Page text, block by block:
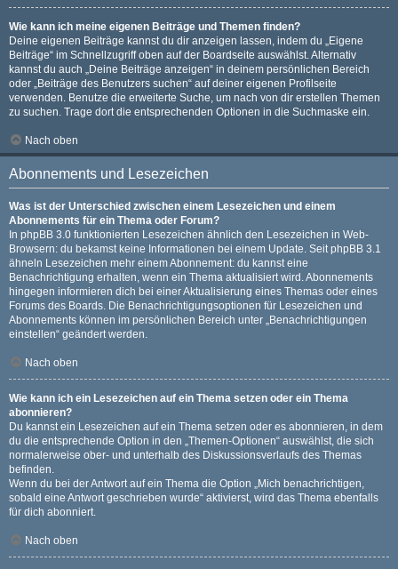
Wie kann ich meine eigenen Beiträge und Themen finden?
Deine eigenen Beiträge kannst du dir anzeigen lassen, indem du „Eigene
Beiträge“ im Schnellzugriff oben auf der Boardseite auswählst. Alternativ
kannst du auch „Deine Beiträge anzeigen“ in deinem persönlichen Bereich
oder „Beiträge des Benutzers suchen“ auf deiner eigenen Profilseite
verwenden. Benutze die erweiterte Suche, um nach von dir erstellen Themen
zu suchen. Trage dort die entsprechenden Optionen in die Suchmaske ein.
Nach oben
Abonnements und Lesezeichen
Was ist der Unterschied zwischen einem Lesezeichen und einem
Abonnements für ein Thema oder Forum?
In phpBB 3.0 funktionierten Lesezeichen ähnlich den Lesezeichen in Web-
Browsern: du bekamst keine Informationen bei einem Update. Seit phpBB 3.1
ähneln Lesezeichen mehr einem Abonnement: du kannst eine
Benachrichtigung erhalten, wenn ein Thema aktualisiert wird. Abonnements
hingegen informieren dich bei einer Aktualisierung eines Themas oder eines
Forums des Boards. Die Benachrichtigungsoptionen für Lesezeichen und
Abonnements können im persönlichen Bereich unter „Benachrichtigungen
einstellen“ geändert werden.
Nach oben
Wie kann ich ein Lesezeichen auf ein Thema setzen oder ein Thema
abonnieren?
Du kannst ein Lesezeichen auf ein Thema setzen oder es abonnieren, in dem
du die entsprechende Option in den „Themen-Optionen“ auswählst, die sich
normalerweise ober- und unterhalb des Diskussionsverlaufs des Themas
befinden.
Wenn du bei der Antwort auf ein Thema die Option „Mich benachrichtigen,
sobald eine Antwort geschrieben wurde“ aktivierst, wird das Thema ebenfalls
für dich abonniert.
Nach oben